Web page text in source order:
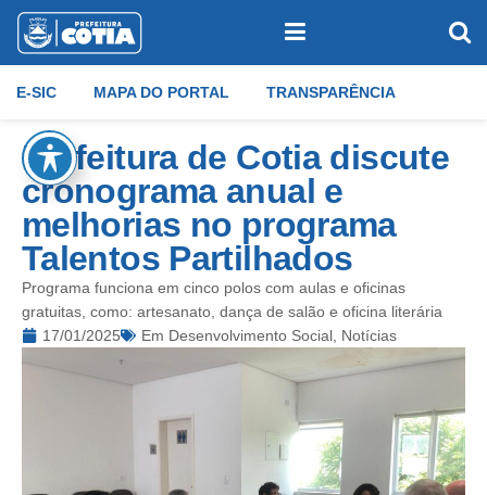
E-SIC MAPA DO PORTAL TRANSPARÊNCIA
Prefeitura de Cotia discute
cronograma anual e
melhorias no programa
Talentos Partilhados
Programa funciona em cinco polos com aulas e oficinas
gratuitas, como: artesanato, dança de salão e oficina literária
17/01/2025
Em Desenvolvimento Social Notícias